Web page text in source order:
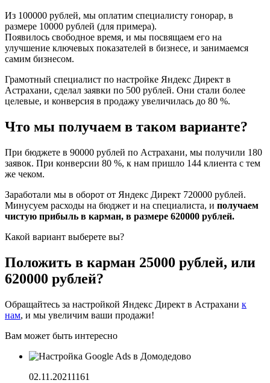
Из 100000 рублей, мы оплатим специалисту гонорар, в
размере 10000 рублей (для примера).
Появилось свободное время, и мы посвящаем его на
улучшение ключевых показателей в бизнесе, и занимаемся
самим бизнесом.
Грамотный специалист по настройке Яндекс Директ в
Астрахани, сделал заявки по 500 рублей. Они стали более
целевые, и конверсия в продажу увеличилась до 80 %.
Что мы получаем в таком варианте?
При бюджете в 90000 рублей по Астрахани, мы получили 180
заявок. При конверсии 80 %, к нам пришло 144 клиента с тем
же чеком.
Заработали мы в оборот от Яндекс Директ 720000 рублей.
Минусуем расходы на бюджет и на специалиста, и получаем
чистую прибыль в карман, в размере 620000 рублей.
Какой вариант выберете вы?
Положить в карман 25000 рублей, или
620000 рублей?
Обращайтесь за настройкой Яндекс Директ в Астрахани к
нам, и мы увеличим ваши продажи!
Вам может быть интересно
02.11.20211161